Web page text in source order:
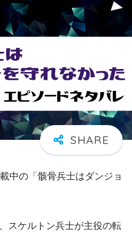
中の「骸骨兵士はダンジョ
スケルトン兵士が主役の転